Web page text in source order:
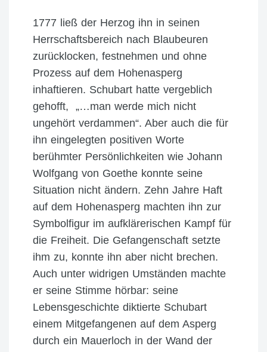
1777 ließ der Herzog ihn in seinen
Herrschaftsbereich nach Blaubeuren
zurücklocken, festnehmen und ohne
Prozess auf dem Hohenasperg
inhaftieren. Schubart hatte vergeblich
gehofft, „…man werde mich nicht
ungehört verdammen“. Aber auch die für
ihn eingelegten positiven Worte
berühmter Persönlichkeiten wie Johann
Wolfgang von Goethe konnte seine
Situation nicht ändern. Zehn Jahre Haft
auf dem Hohenasperg machten ihn zur
Symbolfigur im aufklärerischen Kampf für
die Freiheit. Die Gefangenschaft setzte
ihm zu, konnte ihn aber nicht brechen.
Auch unter widrigen Umständen machte
er seine Stimme hörbar: seine
Lebensgeschichte diktierte Schubart
einem Mitgefangenen auf dem Asperg
durch ein Mauerloch in der Wand der